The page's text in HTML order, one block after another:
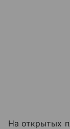
На открытых